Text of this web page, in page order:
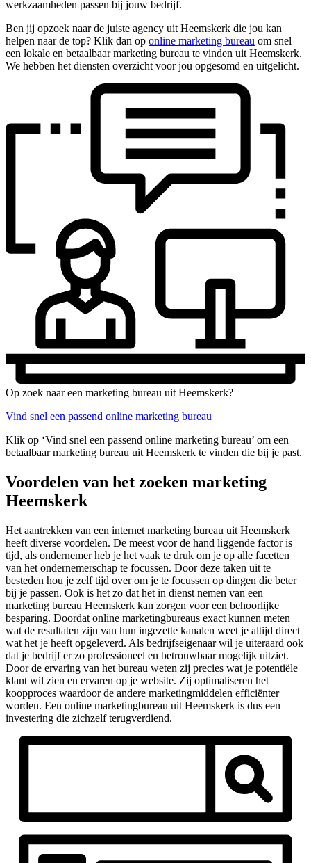
werkzaamheden passen bij jouw bedrijf.
Ben jij opzoek naar de juiste agency uit Heemskerk die jou kan
helpen naar de top? Klik dan op online marketing bureau om snel
een lokale en betaalbaar marketing bureau te vinden uit Heemskerk.
We hebben het diensten overzicht voor jou opgesomd en uitgelicht.
Op zoek naar een marketing bureau uit Heemskerk?
Vind snel een passend online marketing bureau
Klik op ‘Vind snel een passend online marketing bureau’ om een
betaalbaar marketing bureau uit Heemskerk te vinden die bij je past.
Voordelen van het zoeken marketing
Heemskerk
Het aantrekken van een internet marketing bureau uit Heemskerk
heeft diverse voordelen. De meest voor de hand liggende factor is
tijd, als ondernemer heb je het vaak te druk om je op alle facetten
van het ondernemerschap te focussen. Door deze taken uit te
besteden hou je zelf tijd over om je te focussen op dingen die beter
bij je passen. Ook is het zo dat het in dienst nemen van een
marketing bureau Heemskerk kan zorgen voor een behoorlijke
besparing. Doordat online marketingbureaus exact kunnen meten
wat de resultaten zijn van hun ingezette kanalen weet je altijd direct
wat het je heeft opgeleverd. Als bedrijfseigenaar wil je uiteraard ook
dat je bedrijf er zo professioneel en betrouwbaar mogelijk uitziet.
Door de ervaring van het bureau weten zij precies wat je potentiële
klant wil zien en ervaren op je website. Zij optimaliseren het
koopproces waardoor de andere marketingmiddelen efficiënter
worden. Een online marketingbureau uit Heemskerk is dus een
investering die zichzelf terugverdiend.